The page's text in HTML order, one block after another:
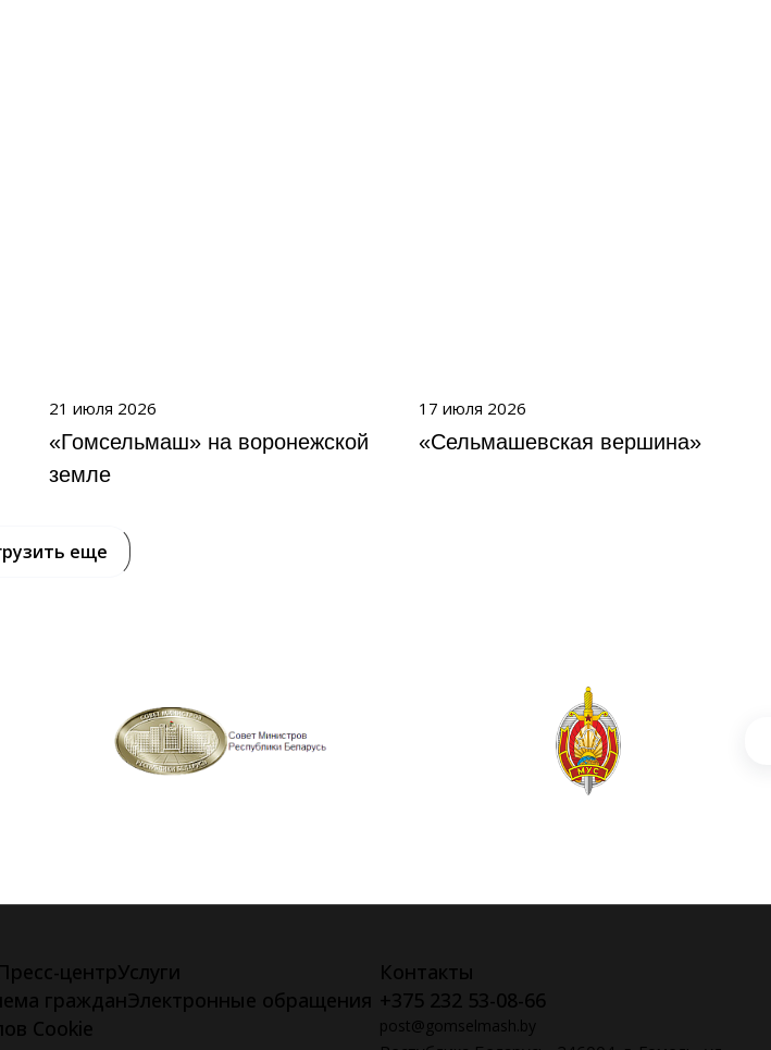
21 июля 2026
«Гомсельмаш» на воронежской
земле
17 июля 2026
«Сельмашевская вершина»
еще
центрУслуги
гражданЭлектронные обращения
Cookie
Контакты
+375 232 53-08-66
post@gomselmash.by